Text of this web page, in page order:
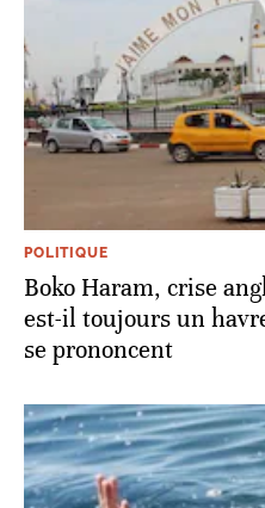
POLITIQUE
Boko Haram, crise
est-il toujours un
se prononcent